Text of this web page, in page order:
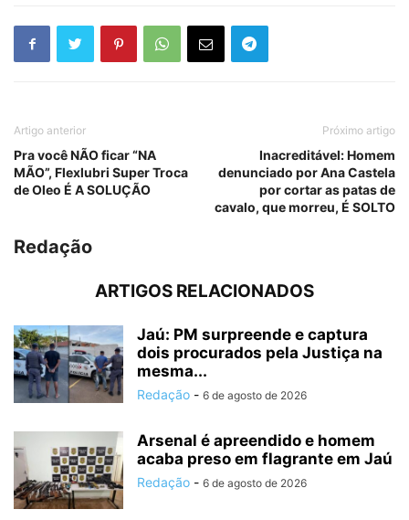
Artigo anterior
Pra você NÃO ficar “NA
MÃO”, Flexlubri Super Troca
de Oleo É A SOLUÇÃO
Próximo artigo
Inacreditável: Homem
denunciado por Ana Castela
por cortar as patas de
cavalo, que morreu, É SOLTO
Redação
ARTIGOS RELACIONADOS
Jaú: PM surpreende e captura
dois procurados pela Justiça na
mesma...
Redação - 6 de agosto de 2026
Arsenal é apreendido e homem
acaba preso em flagrante em Jaú
Redação - 6 de agosto de 2026